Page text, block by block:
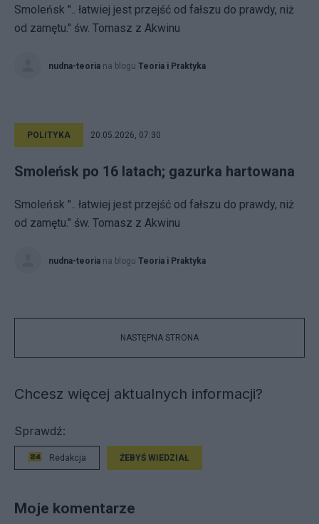
Smoleńsk ".. łatwiej jest przejść od fałszu do prawdy, niż
od zamętu." św. Tomasz z Akwinu
nudna-teoria na blogu Teoria i Praktyka
POLITYKA 20.05.2026, 07:30
Smoleńsk po 16 latach; gazurka hartowana
Smoleńsk ".. łatwiej jest przejść od fałszu do prawdy, niż
od zamętu." św. Tomasz z Akwinu
nudna-teoria na blogu Teoria i Praktyka
NASTĘPNA STRONA
Chcesz więcej aktualnych informacji?
Sprawdź:
Redakcja ŻEBYŚ WIEDZIAŁ
Moje komentarze